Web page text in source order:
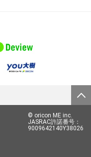
© oricon ME inc.
JASRAC許諾番号：
9009642140Y38026